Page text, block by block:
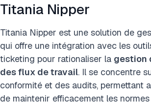
Titania Nipper
Titania Nipper est une solution de
qui offre une intégration avec les
ticketing pour rationaliser la gestion
des flux de travail. Il se concentre
conformité et des audits, permettant
de maintenir efficacement les